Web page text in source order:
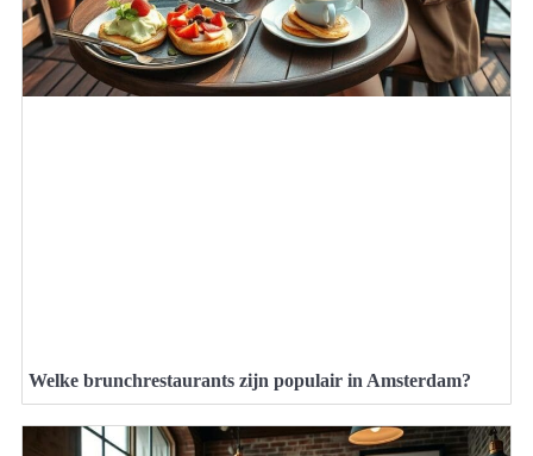
Welke brunchrestaurants zijn populair in Amsterdam?